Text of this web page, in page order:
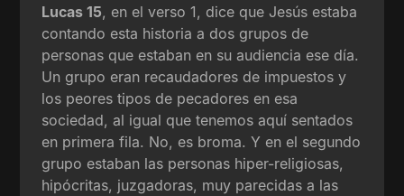
Lucas 15, en el verso 1, dice que Jesús estaba
contando esta historia a dos grupos de
personas que estaban en su audiencia ese día.
Un grupo eran recaudadores de impuestos y
los peores tipos de pecadores en esa
sociedad, al igual que tenemos aquí sentados
en primera fila. No, es broma. Y en el segundo
grupo estaban las personas hiper-religiosas,
hipócritas, juzgadoras, muy parecidas a las